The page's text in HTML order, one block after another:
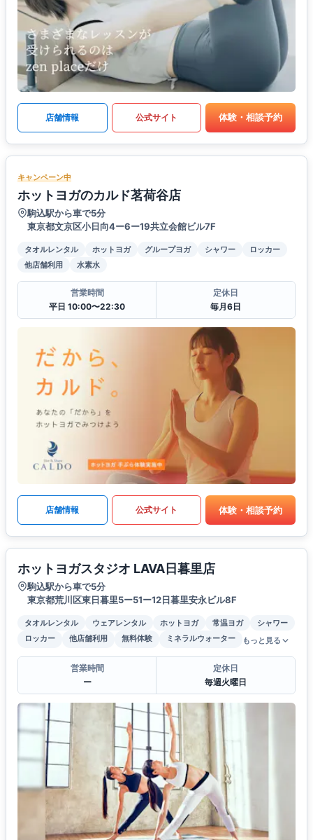
店舗情報 公式サイト 体験・相談予約
キャンペーン中
ホットヨガのカルド茗荷谷店
駒込駅から車で5分
東京都文京区小日向4ー6ー19共立会館ビル7F
タオルレンタル ホットヨガ グループヨガ シャワー
ロッカー
他店舗利用
水素水
営業時間
平日 10:00〜22:30
定休日
毎月6日
店舗情報 公式サイト 体験・相談予約
ホットヨガスタジオ LAVA日暮里店
駒込駅から車で5分
東京都荒川区東日暮里5ー51ー12日暮里安永ビル8F
タオルレンタル ウェアレンタル ホットヨガ 常温ヨガ
シャワー
ロッカー
他店舗利用 無料体験 ミネラルウォーター もっと見る
営業時間
ー
定休日
毎週火曜日